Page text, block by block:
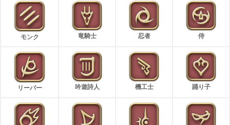
モンク 竜騎士 忍者 侍
リーパー 吟遊詩人 機工士 踊り子